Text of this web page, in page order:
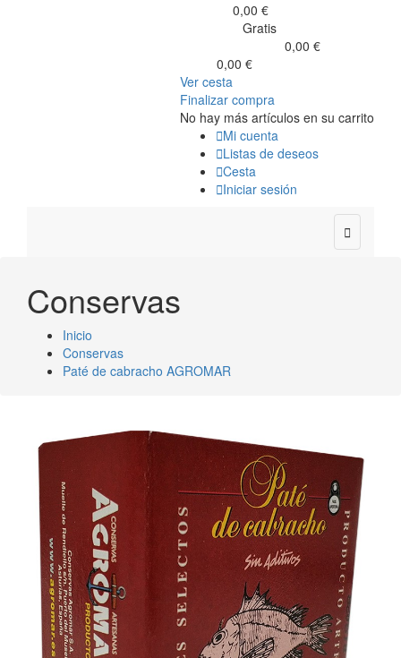
0,00 €
Gratis
0,00 €
0,00 €
Ver cesta
Finalizar compra
No hay más artículos en su carrito
Mi cuenta
Listas de deseos
Cesta
Iniciar sesión

Conservas
Inicio
Conservas
Paté de cabracho AGROMAR